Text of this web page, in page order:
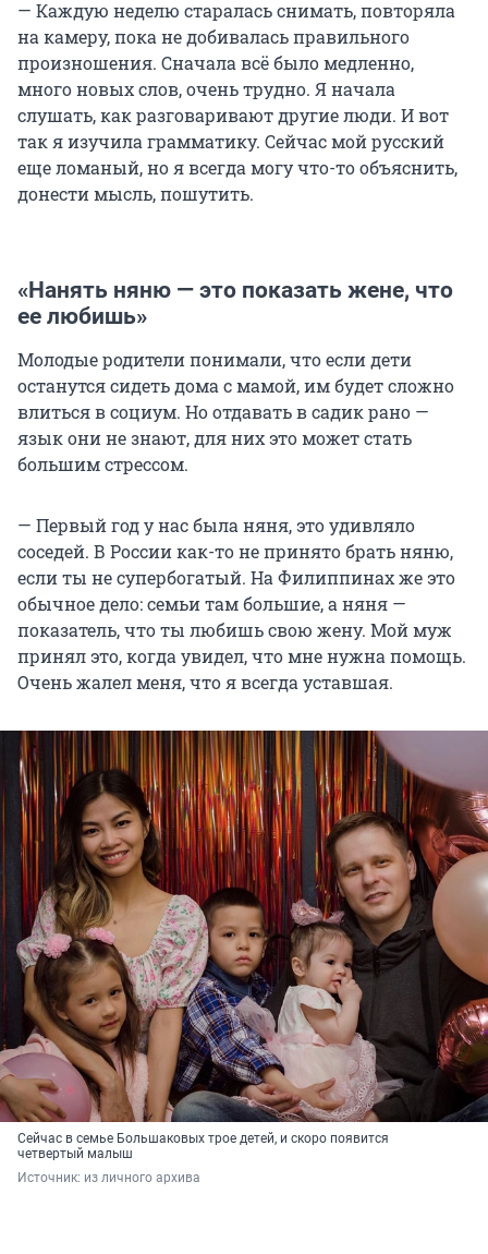
— Каждую неделю старалась снимать, повторяла
на камеру, пока не добивалась правильного
произношения. Сначала всё было медленно,
много новых слов, очень трудно. Я начала
слушать, как разговаривают другие люди. И вот
так я изучила грамматику. Сейчас мой русский
еще ломаный, но я всегда могу что-то объяснить,
донести мысль, пошутить.
«Нанять няню — это показать жене, что
ее любишь»
Молодые родители понимали, что если дети
останутся сидеть дома с мамой, им будет сложно
влиться в социум. Но отдавать в садик рано —
язык они не знают, для них это может стать
большим стрессом.
— Первый год у нас была няня, это удивляло
соседей. В России как-то не принято брать няню,
если ты не супербогатый. На Филиппинах же это
обычное дело: семьи там большие, а няня —
показатель, что ты любишь свою жену. Мой муж
принял это, когда увидел, что мне нужна помощь.
Очень жалел меня, что я всегда уставшая.
Сейчас в семье Большаковых трое детей, и скоро появится
четвертый малыш
Источник: из личного архива